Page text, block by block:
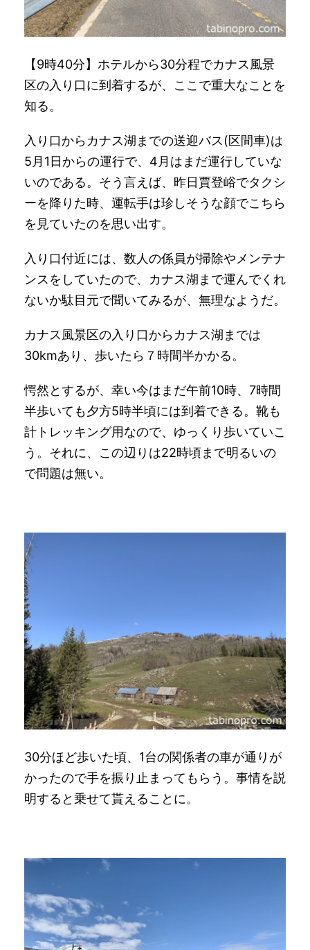
【9時40分】ホテルから30分程でカナス風景
区の入り口に到着するが、ここで重大なことを
知る。
入り口からカナス湖までの送迎バス(区間車)は
5月1日からの運行で、4月はまだ運行していな
いのである。そう言えば、昨日賈登峪でタクシ
ーを降りた時、運転手は珍しそうな顔でこちら
を見ていたのを思い出す。
入り口付近には、数人の係員が掃除やメンテナ
ンスをしていたので、カナス湖まで運んでくれ
ないか駄目元で聞いてみるが、無理なようだ。
カナス風景区の入り口からカナス湖までは
30kmあり、歩いたら７時間半かかる。
愕然とするが、幸い今はまだ午前10時、7時間
半歩いても夕方5時半頃には到着できる。靴も
計トレッキング用なので、ゆっくり歩いていこ
う。それに、この辺りは22時頃まで明るいの
で問題は無い。
30分ほど歩いた頃、1台の関係者の車が通りが
かったので手を振り止まってもらう。事情を説
明すると乗せて貰えることに。